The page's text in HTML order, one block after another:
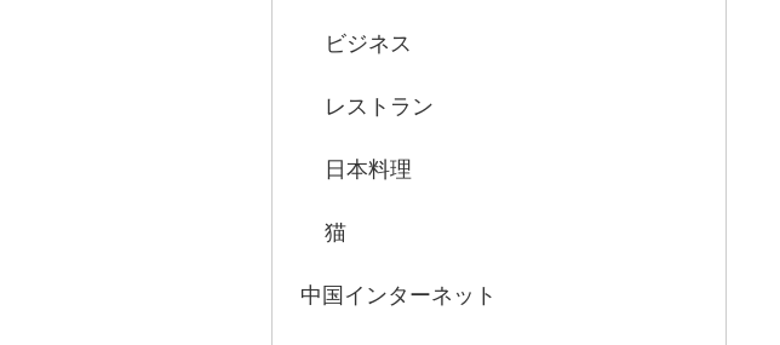
ビジネス
レストラン
日本料理
猫
中国インターネット